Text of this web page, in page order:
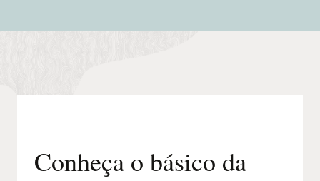
Conheça o básico da